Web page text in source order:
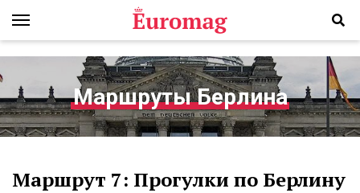
Маршруты Берлина
Маршрут 7: Прогулки по Берлину